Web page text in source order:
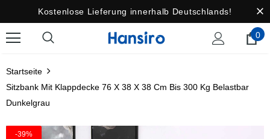
Kostenlose Lieferung innerhalb Deutschlands!
0
Startseite
Sitzbank Mit Klappdecke 76 X 38 X 38 Cm Bis 300 Kg Belastbar
Dunkelgrau
-39%